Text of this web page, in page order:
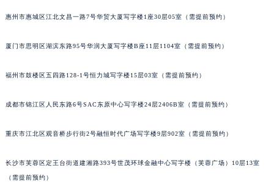
惠州市惠城区江北文昌一路7号华贸大厦写字楼1座30层05室（需提前预约）
厦门市思明区湖滨东路95号华润大厦写字楼B座11层1104室（需提前预约）
福州市鼓楼区五四路128-1号恒力城写字楼15层03室（需提前预约）
成都市锦江区人民东路6号SAC东原中心写字楼24层2406B室（需提前预约）
重庆市江北区观音桥步行街2号融恒时代广场写字楼9层902室（需提前预约）
长沙市芙蓉区定王台街道建湘路393号世茂环球金融中心写字楼（芙蓉广场）10层13室
（需提前预约）